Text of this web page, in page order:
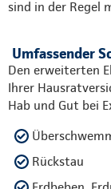
sind in der Regel
Umfassender
Den erweiterten
Ihrer
Hab und Gut bei
Rückstau